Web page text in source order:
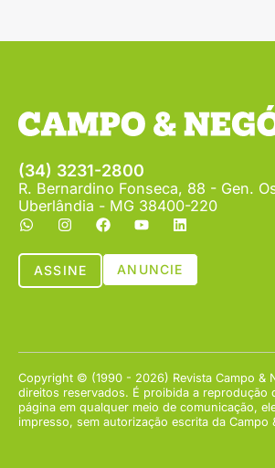
(34) 3231-2800
R. Bernardino Fonseca, 88 - Gen.
Uberlândia - MG 38400-220
ASSINE ANUNCIE
Copyright © (1990 - 2026) Revista Campo &
direitos reservados. É proibida a reprodução
página em qualquer meio de comunicação,
impresso, sem autorização escrita da Campo